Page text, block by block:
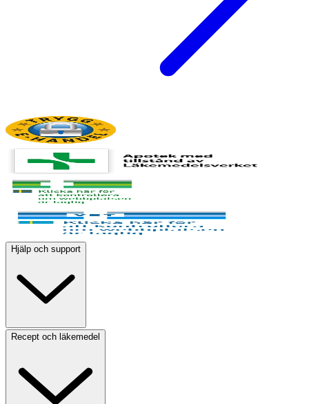
Hjälp och support
Recept och läkemedel